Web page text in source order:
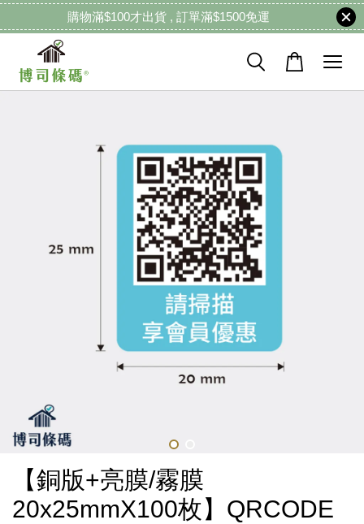
購物滿$100才出貨 , 訂單滿$1500免運
【銅版+亮膜/霧膜
20x25mmX100枚】QRCODE